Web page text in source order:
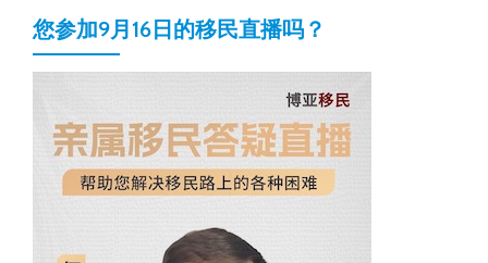
您参加9月16日的移民直播吗？